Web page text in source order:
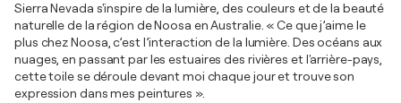
Sierra Nevada s'inspire de la lumière, des couleurs et de la beauté
naturelle de la région de Noosa en Australie. « Ce que j’aime le
plus chez Noosa, c’est l’interaction de la lumière. Des océans aux
nuages, en passant par les estuaires des rivières et l'arrière-pays,
cette toile se déroule devant moi chaque jour et trouve son
expression dans mes peintures ».